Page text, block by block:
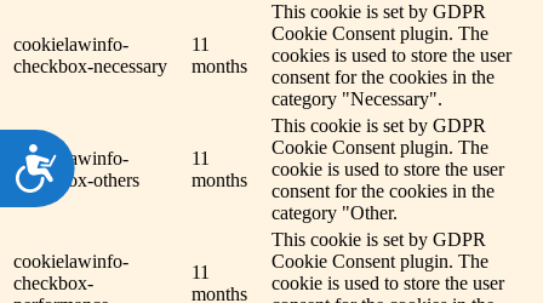
Dostępność
cookielawinfo-
checkbox-necessary
11
months
This cookie is set by GDPR
Cookie Consent plugin. The
cookies is used to store the user
consent for the cookies in the
category "Necessary".
cookielawinfo-
checkbox-others
11
months
This cookie is set by GDPR
Cookie Consent plugin. The
cookie is used to store the user
consent for the cookies in the
category "Other.
cookielawinfo-
checkbox-
11
months
This cookie is set by GDPR
Cookie Consent plugin. The
cookie is used to store the user